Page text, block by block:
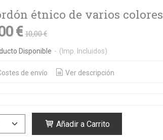
étnico de varios colores
€10,00 €
Disponible - (Imp. Incluidos)
de envío Ver descripción
Añadir a Carrito